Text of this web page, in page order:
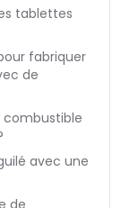
tablettes
fabriquer
de
avec une
de